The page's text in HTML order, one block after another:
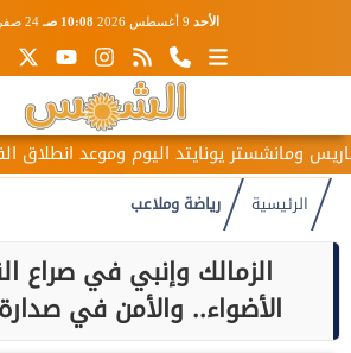
الأحد 10:08 صـ 24 صفر 1448
يونايتد اليوم وموعد انطلاق القمة
الرئيسية رياضة وملاعب
الزمالك وإنبي في صراع
الأضواء.. والأمن في